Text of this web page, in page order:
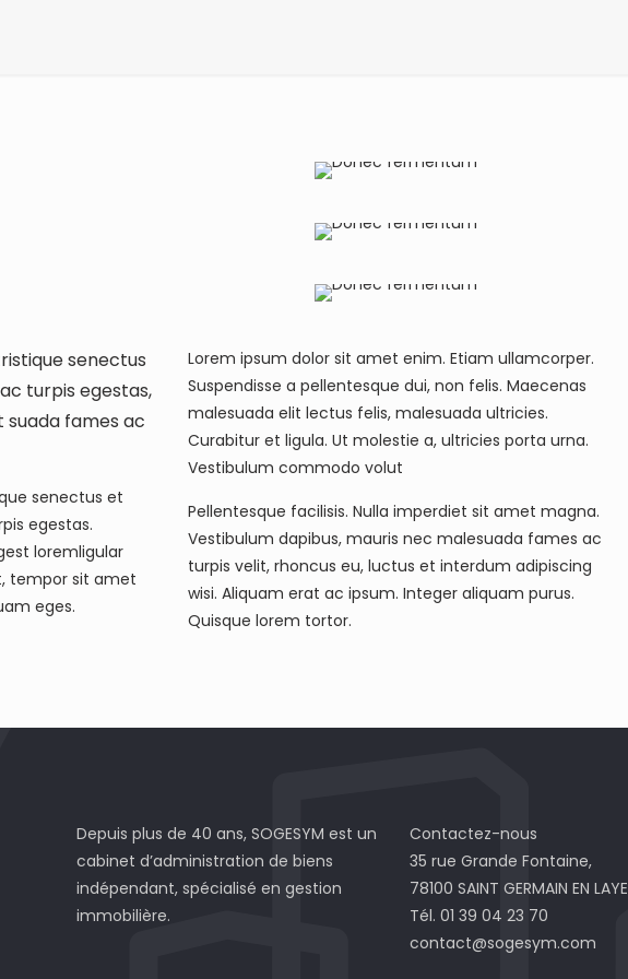
senectus
turpis egestas,
fames ac
senectus et
egestas.
loremligular
tempor sit amet
eges.
Lorem ipsum dolor sit amet enim. Etiam ullamcorper.
Suspendisse a pellentesque dui, non felis. Maecenas
malesuada elit lectus felis, malesuada ultricies.
Curabitur et ligula. Ut molestie a, ultricies porta urna.
Vestibulum commodo volut
Pellentesque facilisis. Nulla imperdiet sit amet magna.
Vestibulum dapibus, mauris nec malesuada fames ac
turpis velit, rhoncus eu, luctus et interdum adipiscing
wisi. Aliquam erat ac ipsum. Integer aliquam purus.
Quisque lorem tortor.
Depuis plus de 40 ans, SOGESYM est un
cabinet d’administration de biens
indépendant, spécialisé en gestion
immobilière.
Contactez-nous
35 rue Grande Fontaine,
78100 SAINT GERMAIN EN LAYE
Tél. 01 39 04 23 70
contact@sogesym.com